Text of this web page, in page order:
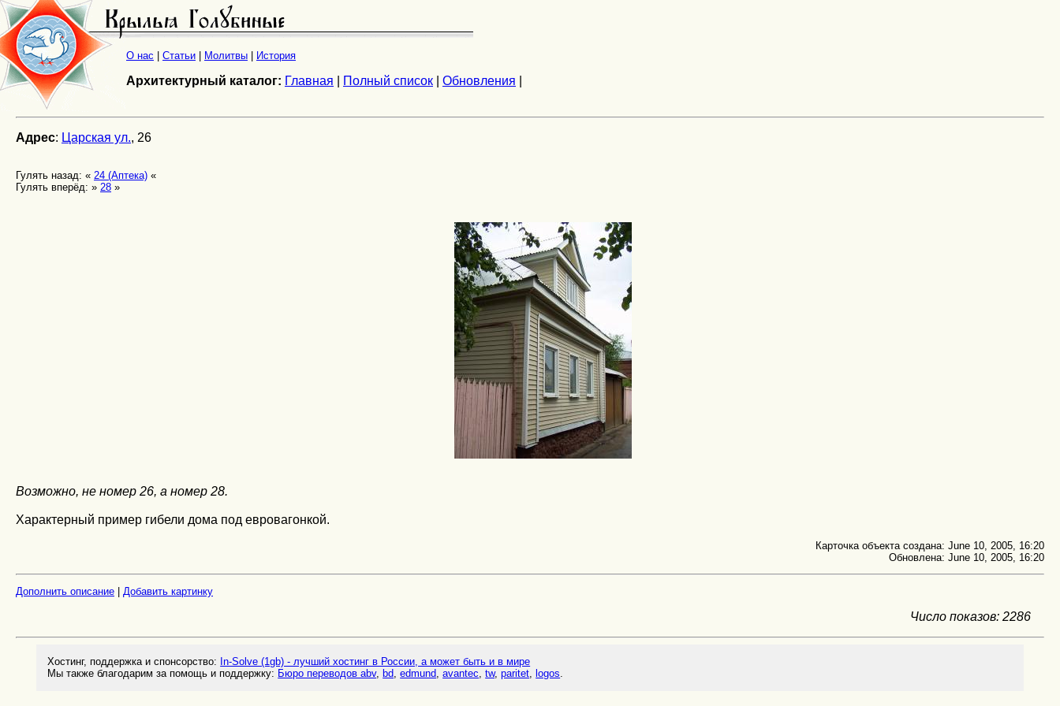
О нас Статьи Молитвы История
Архитектурный каталог: Главная Полный список Обновления
Адрес: Царская ул., 26
Гулять назад: « 24 (Аптека) «
Гулять вперёд: » 28 »
Возможно, не номер 26, а номер 28.
Характерный пример гибели дома под евровагонкой.
Карточка объекта создана: June 10, 2005, 16:20
Обновлена: June 10, 2005, 16:20
Дополнить описание Добавить картинку
Число показов: 2286
Хостинг, поддержка и спонсорство: In-Solve (1gb) - лучший хостинг в России, а может быть и в мире
Мы также благодарим за помощь и поддержку: Бюро переводов abv, bd,edmund,avantec,tw,paritet, logos.